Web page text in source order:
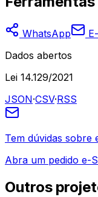
WhatsApp
Dados abertos
Lei 14.129/2021
JSON·CSV·RSS
Tem dúvidas sobre
Abra um pedido e-
Outros